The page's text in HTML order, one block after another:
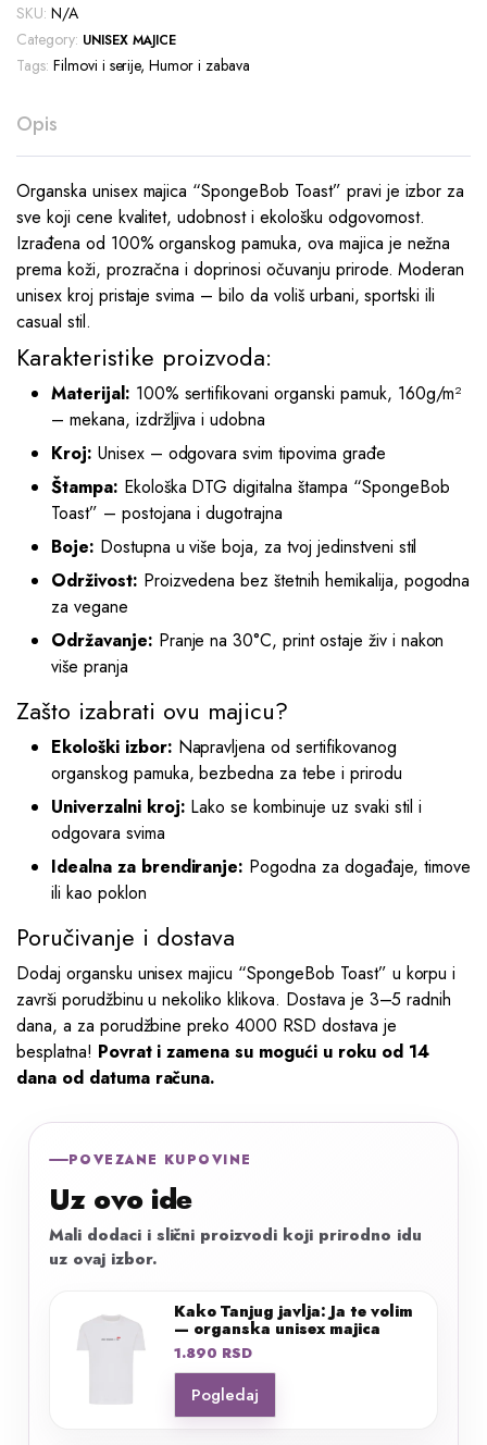
SKU: N/A
Category: UNISEX MAJICE
Tags: Filmovi i serije,Humor i zabava
Opis
Organska unisex majica “SpongeBob Toast” pravi je izbor za
sve koji cene kvalitet, udobnost i ekološku odgovornost.
Izrađena od 100% organskog pamuka, ova majica je nežna
prema koži, prozračna i doprinosi očuvanju prirode. Moderan
unisex kroj pristaje svima – bilo da voliš urbani, sportski ili
casual stil.
Karakteristike proizvoda:
Materijal: 100% sertifikovani organski pamuk, 160g/m²
– mekana, izdržljiva i udobna
Kroj: Unisex – odgovara svim tipovima građe
Štampa: Ekološka DTG digitalna štampa “SpongeBob
Toast” – postojana i dugotrajna
Boje: Dostupna u više boja, za tvoj jedinstveni stil
Održivost: Proizvedena bez štetnih hemikalija, pogodna
za vegane
Održavanje: Pranje na 30°C, print ostaje živ i nakon
više pranja
Zašto izabrati ovu majicu?
Ekološki izbor: Napravljena od sertifikovanog
organskog pamuka, bezbedna za tebe i prirodu
Univerzalni kroj: Lako se kombinuje uz svaki stil i
odgovara svima
Idealna za brendiranje: Pogodna za događaje, timove
ili kao poklon
Poručivanje i dostava
Dodaj organsku unisex majicu “SpongeBob Toast” u korpu i
završi porudžbinu u nekoliko klikova. Dostava je 3–5 radnih
dana, a za porudžbine preko 4000 RSD dostava je
besplatna! Povrat i zamena su mogući u roku od 14
dana od datuma računa.
POVEZANE KUPOVINE
Uz ovo ide
Mali dodaci i slični proizvodi koji prirodno idu
uz ovaj izbor.
Kako Tanjug javlja: Ja te volim
— organska unisex majica
1.890 RSD
Pogledaj